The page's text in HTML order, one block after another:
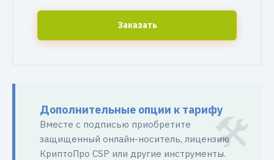
Заказать
Дополнительные опции к тарифу
Вместе с подписью приобретите
защищенный онлайн-носитель, лицензию
КриптоПро CSP или другие инструменты.